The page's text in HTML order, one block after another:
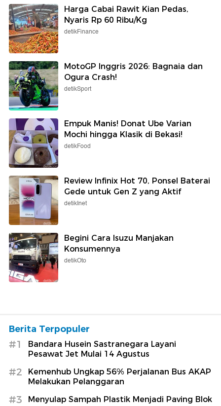
Harga Cabai Rawit Kian Pedas,
Nyaris Rp 60 Ribu/Kg
detikFinance
MotoGP Inggris 2026: Bagnaia dan
Ogura Crash!
detikSport
Empuk Manis! Donat Ube Varian
Mochi hingga Klasik di Bekasi!
detikFood
Review Infinix Hot 70, Ponsel Baterai
Gede untuk Gen Z yang Aktif
detikInet
Begini Cara Isuzu Manjakan
Konsumennya
detikOto
Berita Terpopuler
#1
Bandara Husein Sastranegara Layani
Pesawat Jet Mulai 14 Agustus
#2
Kemenhub Ungkap 56% Perjalanan Bus AKAP
Melakukan Pelanggaran
#3 Menyulap Sampah Plastik Menjadi Paving Blok